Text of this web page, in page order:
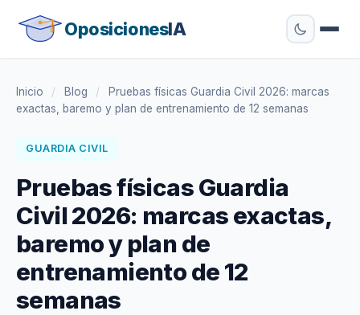
OposicionesIA
Inicio / Blog /
Pruebas físicas Guardia Civil 2026: marcas
exactas, baremo y plan de entrenamiento de 12 semanas
GUARDIA CIVIL
Pruebas físicas Guardia
Civil 2026: marcas exactas,
baremo y plan de
entrenamiento de 12
semanas